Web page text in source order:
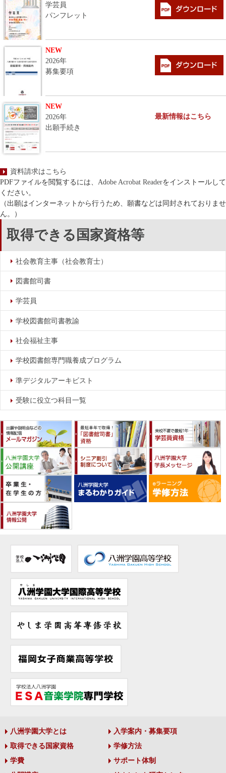
学芸員
パンフレット
NEW
2026年
募集要項
NEW
2026年
出願手続き
最新情報はこちら
資料請求はこちら
PDFファイルを閲覧するには、 Adobe Acrobat Readerをインストールして
ください。
（出願はインターネットから行うため、願書などは同封されておりませ
ん。）
取得できる国家資格等
社会教育主事（社会教育士）
図書館司書
学芸員
学校図書館司書教諭
社会福祉主事
学校図書館専門職養成プログラム
準デジタルアーキビスト
受験に役立つ科目一覧
八洲学園大学とは
入学案内・募集要項
取得できる国家資格
学修方法
学費
サポート体制